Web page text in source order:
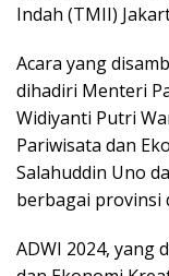
Indah (TMII)
Acara yang
dihadiri Menteri
Widiyanti Putri
Pariwisata dan
Salahuddin Uno
berbagai provinsi
ADWI 2024, yang